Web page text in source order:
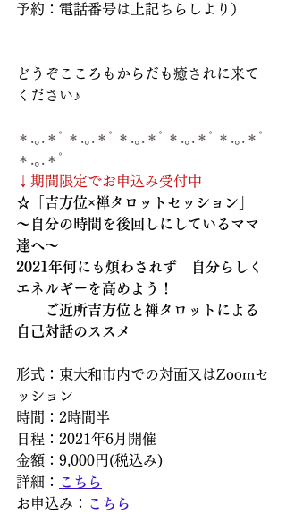
予約：電話番号は上記ちらしより）
どうぞこころもからだも癒されに来て
ください♪
＊.｡.＊ﾟ＊.｡.＊ﾟ＊.｡.＊ﾟ＊.｡.＊ﾟ＊.｡.＊ﾟ
＊.｡.＊ﾟ
↓期間限定でお申込み受付中
☆「吉方位×禅タロットセッション」
～自分の時間を後回しにしているママ
達へ～
2021年何にも煩わされず　自分らしく
エネルギーを高めよう！
ご近所吉方位と禅タロットによる
自己対話のススメ
形式：東大和市内での対面又はZoomセ
ッション
時間：2時間半
日程：2021年6月開催
金額：9,000円(税込み)
詳細：
こちら
お申込み：
こちら